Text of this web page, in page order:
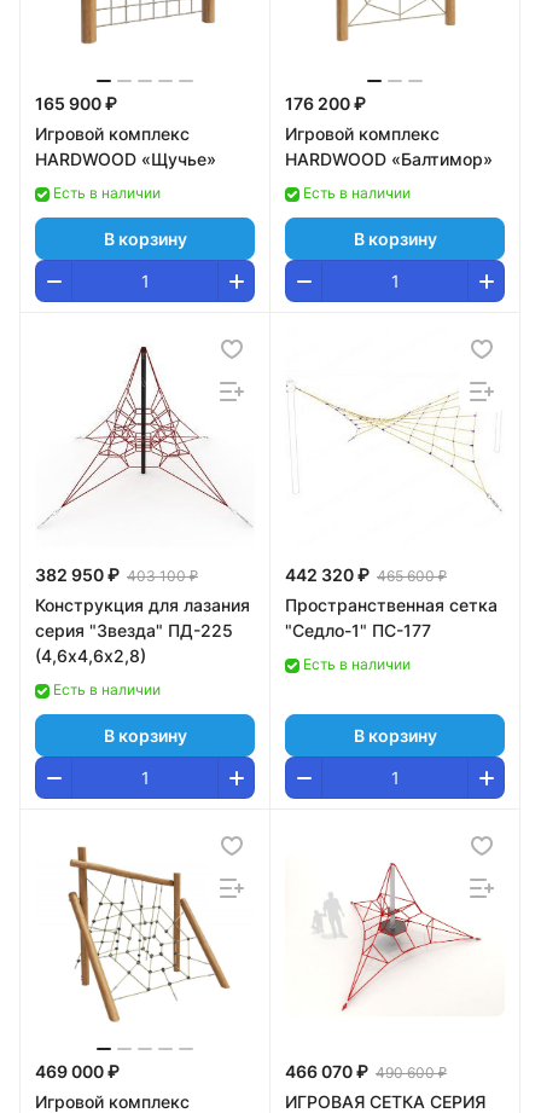
165 900 ₽
Игровой комплекс
HARDWOOD «Щучье»
Есть в наличии
В корзину
176 200 ₽
Игровой комплекс
HARDWOOD «Балтимор»
Есть в наличии
В корзину
382 950 ₽ 403 100 ₽
Конструкция для лазания
серия "Звезда" ПД-225
(4,6х4,6х2,8)
Есть в наличии
В корзину
442 320 ₽ 465 600 ₽
Пространственная сетка
"Седло-1" ПС-177
Есть в наличии
В корзину
469 000 ₽
Игровой комплекс
466 070 ₽ 490 600 ₽
ИГРОВАЯ СЕТКА СЕРИЯ